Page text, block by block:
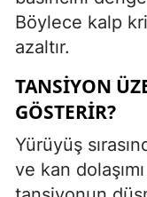
Böylece kalp
azaltır.
TANSIYON
GÖSTERIR?
Yürüyüş
ve kan